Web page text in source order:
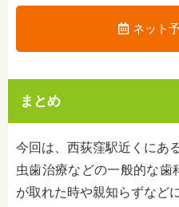
ネット
まとめ
今回は、西荻窪駅近くにあ
虫歯治療などの一般的な歯
が取れた時や親知らずなど